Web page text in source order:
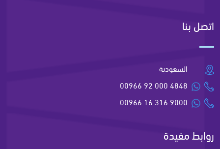
اتصل بنا
السعودية
00966 92 000 4848
00966 16 316 9000
روابط مفيدة